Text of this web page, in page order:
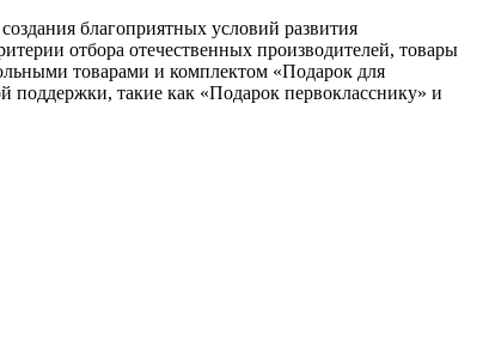
благоприятных условий развития
отбора отечественных производителей, товары
товарами и комплектом «Подарок для
такие как «Подарок первокласснику» и